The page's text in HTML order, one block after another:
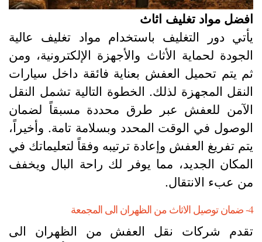
مواد تغليف اثاث
دور التغليف باستخدام مواد تغليف عالية
لحماية الأثاث والأجهزة الإلكترونية، ومن
يتم تحميل العفش بعناية فائقة داخل سيارات
المجهزة لذلك. الخطوة التالية تشمل النقل
للعفش عبر طرق محددة مسبقاً لضمان
في الوقت المحدد وبسلامة تامة. وأخيراً،
تفريغ العفش وإعادة ترتيبه وفقاً لتعليماتك في
الجديد، مما يوفر لك راحة البال ويخفف
عبء الانتقال.
شركات نقل العفش من الظهران الى